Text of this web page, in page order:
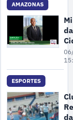
AMAZONAS
da
de
ESPORTES
da